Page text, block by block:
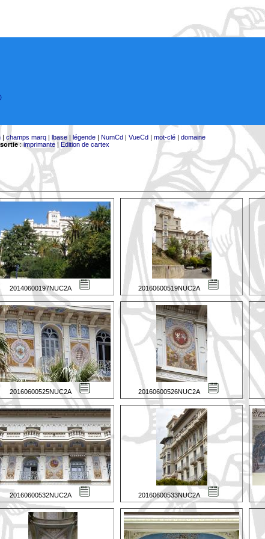
| champs marq| lbase| légende| NumCd| VueCd| mot-clé| domaine
:imprimante| Edition de cartex
20140600197NUC2A 20160600519NUC2A
20160600525NUC2A 20160600526NUC2A
20160600532NUC2A 20160600533NUC2A